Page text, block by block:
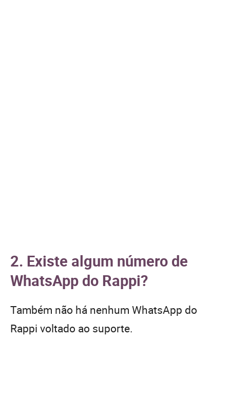
2. Existe algum número de
WhatsApp do Rappi?
Também não há nenhum WhatsApp do
Rappi voltado ao suporte.